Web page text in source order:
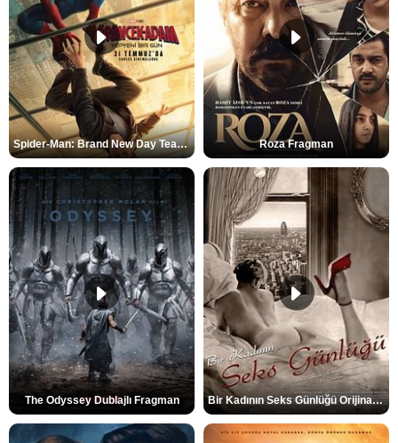
Spider-Man: Brand New Day Teaser Roza Fragman
The Odyssey Dublajlı Fragman Bir Kadının Seks Günlüğü Orijinal Fragman